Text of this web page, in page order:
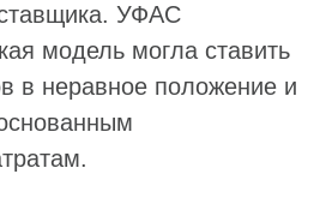
УФАС
модель могла ставить
в неравное положение и